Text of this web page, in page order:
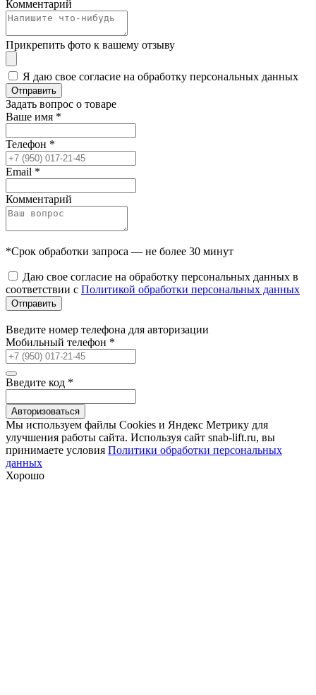
Комментарий
Прикрепить фото к вашему отзыву
Я даю свое согласие на обработку персональных данных
Отправить
Задать вопрос о товаре
Ваше имя *
Телефон *
Email *
Комментарий
*Срок обработки запроса — не более 30 минут
Даю свое согласие на обработку персональных данных в
соответствии с Политикой обработки персональных данных
Отправить
Введите номер телефона для авторизации
Мобильный телефон *
Введите код *
Авторизоваться
Мы используем файлы Сookies и Яндекс Метрику для
улучшения работы сайта. Используя сайт snab-lift.ru, вы
принимаете условия Политики обработки персональных
данных
Хорошо